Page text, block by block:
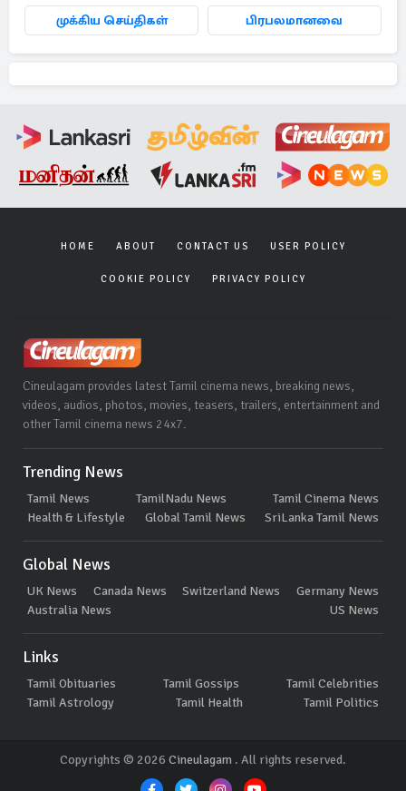
முக்கிய செய்திகள் பிரபலமானவை
HOME ABOUT CONTACT US USER POLICY
COOKIE POLICY PRIVACY POLICY
Cineulagam provides latest Tamil cinema news, breaking news,
videos, audios, photos, movies, teasers, trailers, entertainment and
other Tamil cinema news 24x7.
Trending News
Tamil News TamilNadu News
Tamil Cinema News
Health & Lifestyle
Global Tamil News SriLanka Tamil News
Global News
UK News Canada News Switzerland News
Germany News
Australia News
US News
Links
Tamil Obituaries Tamil Gossips
Tamil Celebrities
Tamil Astrology
Tamil Health Tamil Politics
Copyrights © 2026 Cineulagam . All rights reserved.